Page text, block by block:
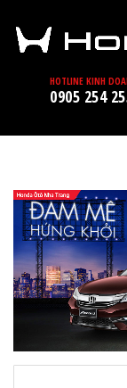
HOTLINE KINH
0905 254